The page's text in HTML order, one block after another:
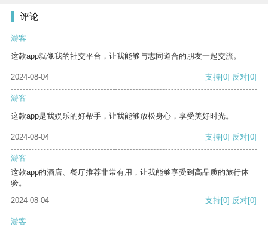
评论
游客
这款app就像我的社交平台，让我能够与志同道合的朋友一起交流。
2024-08-04 支持[0] 反对[0]
游客
这款app是我娱乐的好帮手，让我能够放松身心，享受美好时光。
2024-08-04 支持[0] 反对[0]
游客
这款app的酒店、餐厅推荐非常有用，让我能够享受到高品质的旅行体
验。
2024-08-04
支持[0] 反对[0]
游客